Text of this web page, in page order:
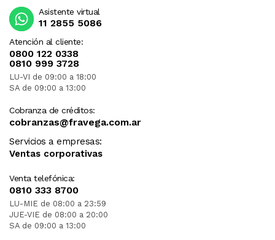
Atención al cliente:
0800 122 0338
0810 999 3728
LU-VI de 09:00 a 18:00
SA de 09:00 a 13:00
Cobranza de créditos:
cobranzas@fravega.com.ar
Servicios a empresas:
Ventas corporativas
Venta telefónica:
0810 333 8700
LU-MIE de 08:00 a 23:59
JUE-VIE de 08:00 a 20:00
SA de 09:00 a 13:00
Asistente virtual
11 2855 5086